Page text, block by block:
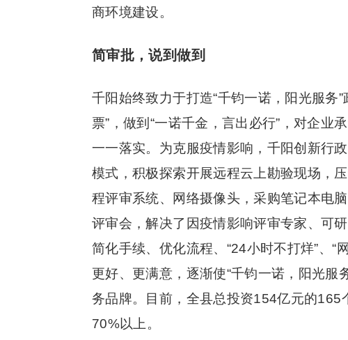
商环境建设。
简审批，说到做到
千阳始终致力于打造“千钧一诺，阳光服务
票”，做到“一诺千金，言出必行”，对企业
一一落实。为克服疫情影响，千阳创新行
模式，积极探索开展远程云上勘验现场，
程评审系统、网络摄像头，采购笔记本电
评审会，解决了因疫情影响评审专家、可
简化手续、优化流程、“24小时不打烊”、“
更好、更满意，逐渐使“千钧一诺，阳光服
务品牌。目前，全县总投资154亿元的
70%以上。